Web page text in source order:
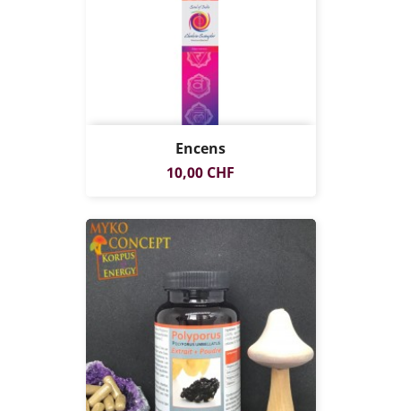
Encens
Prix
10,00 CHF